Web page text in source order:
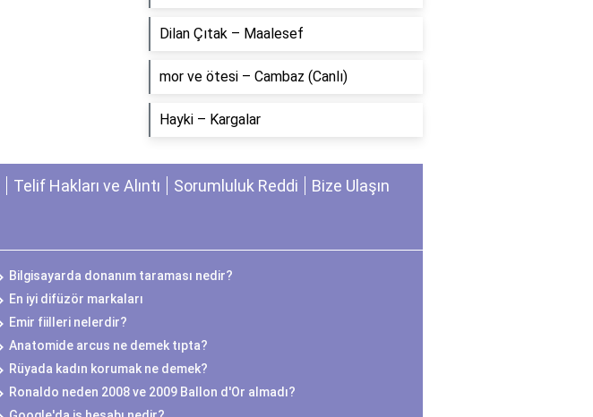
Dilan Çıtak – Maalesef
​mor ve ötesi – Cambaz (Canlı)
Hayki – Kargalar
Telif Hakları ve Alıntı Sorumluluk Reddi Bize Ulaşın
Bilgisayarda donanım taraması nedir?
En iyi difüzör markaları
Emir fiilleri nelerdir?
Anatomide arcus ne demek tıpta?
Rüyada kadın korumak ne demek?
Ronaldo neden 2008 ve 2009 Ballon d'Or almadı?